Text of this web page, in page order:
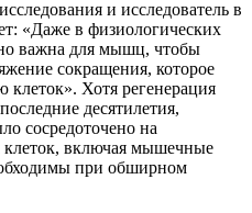
и исследователь в
«Даже в физиологических
важна для мышц, чтобы
сокращения, которое
Хотя регенерация
десятилетия,
сосредоточено на
клеток, включая мышечные
при обширном